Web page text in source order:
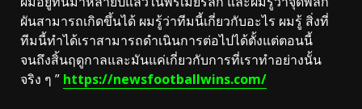
ผันสามารถเกิดขึ้นได้ ผมรู้ว่าทีมนี้เกี่ยวกับอะไร ผมรู้ สิ่งที่
ทีมนี้ทำได้เราสามารถดำเนินการต่อไปได้ตั้งแต่ตอนนี้
จนถึงสิ้นฤดูกาลและมันแค่เกี่ยวกับการที่เราทำอย่างนั้น
จริง ๆ ” https://newsfootballwins.com/